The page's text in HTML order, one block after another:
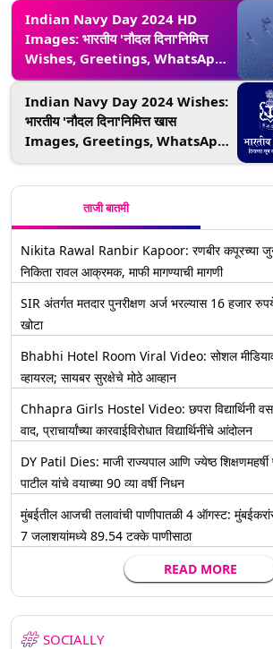
Indian Navy Day 2024 HD
Images: भारतीय 'नौदल दिना'निमित्त
Wishes, Greetings, WhatsApp
Status, Messages शेअर करून व्यक्त
करा नौसेनेबद्दल अभिमान
Indian Navy Day 2024 Wishes:
भारतीय 'नौदल दिना'निमित्त खास
Images, Greetings, WhatsApp
ताजी बातमी
Nikita Rawal Ranbir Kapoor: रणबीर कपूरच्या
निकिता रावल आक्रमक, माफी मागण्याची मागणी
SIR अंतर्गत मतदार पुनरीक्षण अर्ज भरल्यास 16 हजार रुपये
खोटा
Bhabhi Hotel Room Viral Video: सोशल
व्हायरल; सायबर सुरक्षेचे मोठे आव्हान
Chhapra Girls Hostel Video: छपरा विद्यार्थिनी
वाद, प्राचार्यांच्या कारवाईविरोधात विद्यार्थिनींचे आंदोलन
DY Patil Dies: माजी राज्यपाल आणि ज्येष्ठ शिक्षणमहर्षी
पाटील यांचे वयाच्या 90 व्या वर्षी निधन
मुंबईतील आजची तलावांची पाणीपातळी 4 ऑगस्ट:
7 जलाशयांमध्ये 89.54 टक्के पाणीसाठा
READ MORE
SOCIALLY